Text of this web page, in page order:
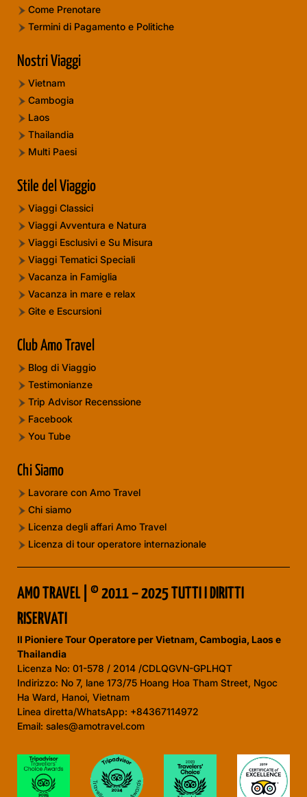
Come Prenotare
Termini di Pagamento e Politiche
Nostri Viaggi
Vietnam
Cambogia
Laos
Thailandia
Multi Paesi
Stile del Viaggio
Viaggi Classici
Viaggi Avventura e Natura
Viaggi Esclusivi e Su Misura
Viaggi Tematici Speciali
Vacanza in Famiglia
Vacanza in mare e relax
Gite e Escursioni
Club Amo Travel
Blog di Viaggio
Testimonianze
Trip Advisor Recenssione
Facebook
You Tube
Chi Siamo
Lavorare con Amo Travel
Chi siamo
Licenza degli affari Amo Travel
Licenza di tour operatore internazionale
AMO TRAVEL | © 2011 – 2025 TUTTI I DIRITTI
RISERVATI
Il Pioniere Tour Operatore per Vietnam, Cambogia, Laos e
Thailandia
Licenza No: 01-578 / 2014 /CDLQGVN-GPLHQT
Indirizzo: No 7, lane 173/75 Hoang Hoa Tham Street, Ngoc
Ha Ward, Hanoi, Vietnam
Linea diretta/WhatsApp: +84367114972
Email: sales@amotravel.com